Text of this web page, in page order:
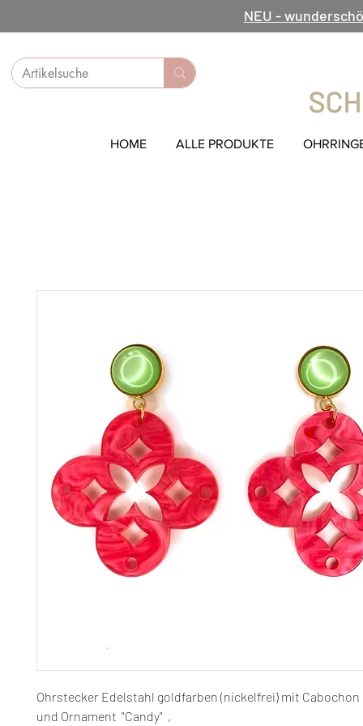
NEU -
HOME ALLE PRODUKTE
Ohrstecker Edelstahl goldfarben (nickelfrei) mit
und Ornament "Candy" ,